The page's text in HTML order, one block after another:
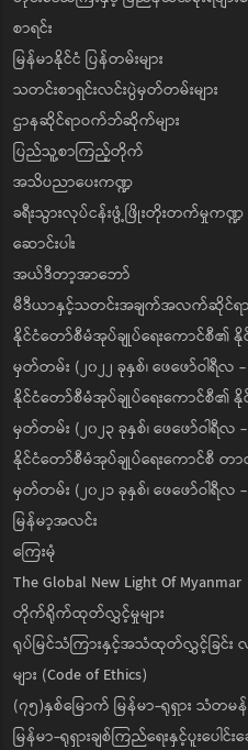
စာရင်း
မြန်မာနိုင်ငံ ပြန်တမ်းများ
သတင်းစာရှင်းလင်းပွဲမှတ်တမ်းများ
ဌာနဆိုင်ရာဝက်ဘ်ဆိုက်များ
ပြည်သူ့စာကြည့်တိုက်
အသိပညာပေးကဏ္ဍ
ခရီးသွားလုပ်ငန်းဖွံ့ဖြိုးတိုးတက်မှုကဏ္ဍ
ဆောင်းပါး
အယ်ဒီတာ့အာဘော်
မီဒီယာနှင့်သတင်းအချက်အလက်ဆိုင်ရ
နိုင်ငံတော်စီမံအုပ်ချုပ်ရေးကောင်စီ၏
မှတ်တမ်း (၂၀၂၂ ခုနှစ်၊ ဖေဖော်ဝါရီလ
နိုင်ငံတော်စီမံအုပ်ချုပ်ရေးကောင်စီ၏
မှတ်တမ်း (၂၀၂၃ ခုနှစ်၊ ဖေဖော်ဝါရီလ
နိုင်ငံတော်စီမံအုပ်ချုပ်ရေးကောင်စီ
မှတ်တမ်း (၂၀၂၁ ခုနှစ်၊ ဖေဖော်ဝါရီလ
မြန်မာ့အလင်း
ကြေးမုံ
The Global New Light Of Myanmar
တိုက်ရိုက်ထုတ်လွှင့်မှုများ
ရုပ်မြင်သံကြားနှင့်အသံထုတ်လွှင့်ခြင်
များ (Code of Ethics)
(၇၅)နှစ်မြောက် မြန်မာ-ရုရှား
မြန်မာ-ရုရှားချစ်ကြည်ရေးနှင့်ပူးပ